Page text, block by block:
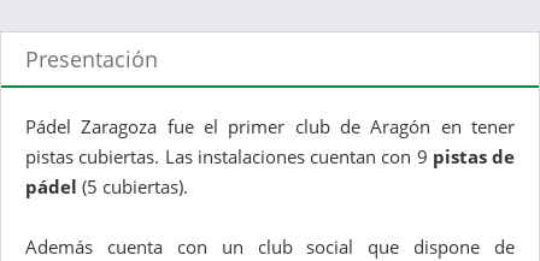
Presentación
Pádel Zaragoza fue el primer club de Aragón en tener
pistas cubiertas. Las instalaciones cuentan con 9 pistas de
pádel (5 cubiertas).
Además cuenta con un club social que dispone de